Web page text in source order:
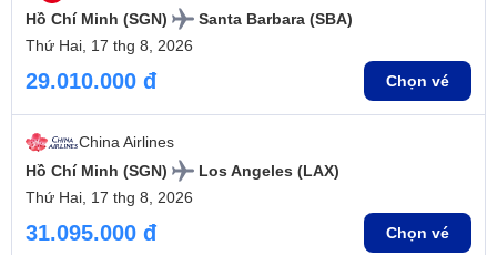
Hồ Chí Minh (SGN)
Santa Barbara (SBA)
Thứ Hai, 17 thg 8, 2026
29.010.000 đ Chọn vé
China Airlines
Hồ Chí Minh (SGN)
Los Angeles (LAX)
Thứ Hai, 17 thg 8, 2026
31.095.000 đ Chọn vé